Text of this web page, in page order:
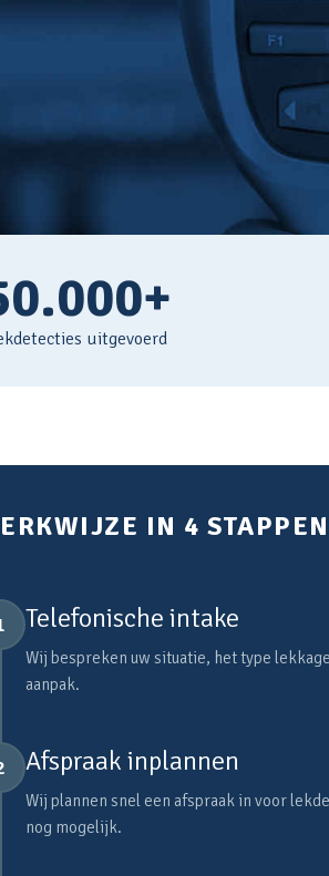
uitgevoerd
IN 4 STAPPEN
Telefonische intake
Wij bespreken uw situatie, het type
aanpak.
Afspraak inplannen
Wij plannen snel een afspraak in voor
nog mogelijk.